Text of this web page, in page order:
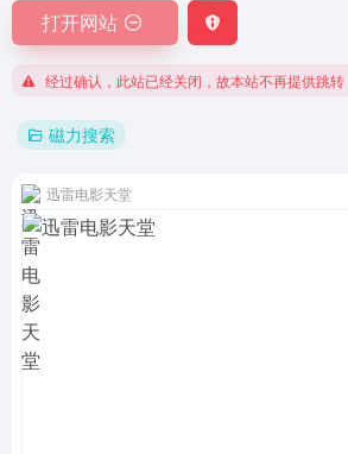
打开网站
经过确认，此站已经关闭，故本站不再提供跳转
磁力搜索
迅雷电影天堂